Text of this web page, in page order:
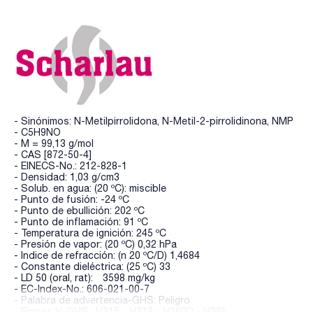
- Sinónimos: N-Metilpirrolidona, N-Metil-2-pirrolidinona, NMP
- C5H9NO
- M = 99,13 g/mol
- CAS [872-50-4]
- EINECS-No.: 212-828-1
- Densidad: 1,03 g/cm3
- Solub. en agua: (20 ºC): miscible
- Punto de fusión: -24 ºC
- Punto de ebullición: 202 ºC
- Punto de inflamación: 91 ºC
- Temperatura de ignición: 245 ºC
- Presión de vapor: (20 ºC) 0,32 hPa
- Indice de refracción: (n 20 ºC/D) 1,4684
- Constante dieléctrica: (25 ºC) 33
- LD 50 (oral, rat): 3598 mg/kg
- EC-Index-No.: 606-021-00-7
- Palabra de advertencia-GHS: Peligro